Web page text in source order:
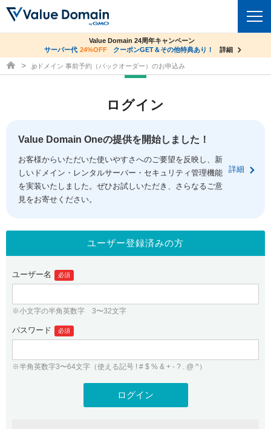
ドメイントップ
ドメイン移管
ドメイン価格一覧
ドメイン一括検索
.jpドメインオークション
gTLDオークション NEW!
.jpドメインバックオーダー
プレミアムドメイン
人気ドメインの種類
WHOIS検索
コアサーバー
バリューサーバー
XREA
セキュリティトップ
Value Domain ネットde診断
SSL証明書
サービストップ
お得意様割引
紹介制度
バリュードメインAPI
ドメイン・ホスティングOEM
facebook
ログイン
従来のバリュードメインをご利用希望の方
Value Domainにログイン
ユーザー登録
co.jpドメイン✕コアサーバーV2ビジネス応援キャンペーン
サーバー料金1年間無料
詳細
Value Domain 24周年キャンペーン
サーバー代 24%OFF クーポンGET＆その他特典あり！ 詳細
ドメイン取得ならバリュードメイン
.jpドメイン 事前予約（バックオーダー）のお申込み
ログイン
Value Domain Oneの提供を開始しました！
お客様からいただいた使いやすさへのご要望を反映し、新
しいドメイン・レンタルサーバー・セキュリティ管理機能
を実装いたしました。ぜひお試しいただき、さらなるご意
見をお寄せください。
詳細
ユーザー登録済みの方
ユーザー名 必須
※小文字の半角英数字 3〜32文字
パスワード 必須
※半角英数字3〜64文字（使える記号 ! # $ % & + - ? . @ ^）